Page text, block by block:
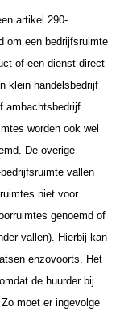
artikel 290-
om een bedrijfsruimte
of een dienst direct
klein handelsbedrijf
ambachtsbedrijf.
worden ook wel
De overige
vallen
niet voor
genoemd of
vallen). Hierbij kan
enzovoorts. Het
de huurder bij
moet er ingevolge